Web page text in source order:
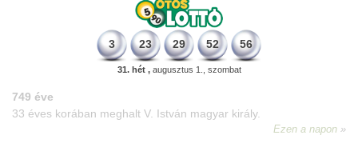
3 23 29 52 56
31. hét ,augusztus 1., szombat